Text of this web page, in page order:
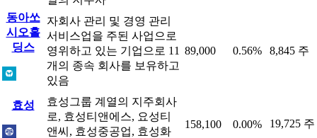
동아쏘
시오홀
딩스
자회사 관리 및 경영 관리
서비스업을 주된 사업으로
영위하고 있는 기업으로 11
개의 종속 회사를 보유하고
있음
89,000 0.56% 8,845 주
효성
효성그룹 계열의 지주회사
로, 효성티앤에스, 요성티
앤씨, 효성중공업, 효성화
158,100 0.00% 19,725 주